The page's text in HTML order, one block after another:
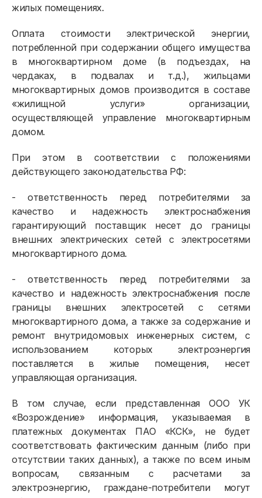
жилых помещениях.
Оплата стоимости электрической энергии,
потребленной при содержании общего имущества
в многоквартирном доме (в подъездах, на
чердаках, в подвалах и т.д.), жильцами
многоквартирных домов производится в составе
«жилищной услуги» организации,
осуществляющей управление многоквартирным
домом.
При этом в соответствии с положениями
действующего законодательства РФ:
- ответственность перед потребителями за
качество и надежность электроснабжения
гарантирующий поставщик несет до границы
внешних электрических сетей с электросетями
многоквартирного дома.
- ответственность перед потребителями за
качество и надежность электроснабжения после
границы внешних электросетей с сетями
многоквартирного дома, а также за содержание и
ремонт внутридомовых инженерных систем, с
использованием которых электроэнергия
поставляется в жилые помещения, несет
управляющая организация.
В том случае, если представленная ООО УК
«Возрождение» информация, указываемая в
платежных документах ПАО «КСК», не будет
соответствовать фактическим данным (либо при
отсутствии таких данных), а также по всем иным
вопросам, связанным с расчетами за
электроэнергию, граждане-потребители могут